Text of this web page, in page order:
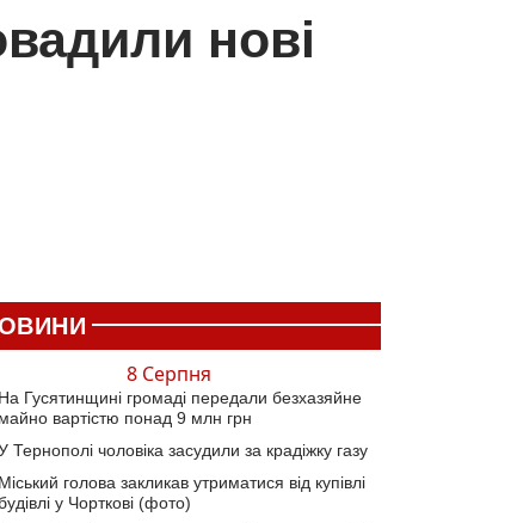
нові
8 Серпня
На Гусятинщині громаді передали безхазяйне
майно вартістю понад 9 млн грн
Тернополі чоловіка засудили за крадіжку газу
Міський голова закликав утриматися від купівлі
у Чорткові (фото)